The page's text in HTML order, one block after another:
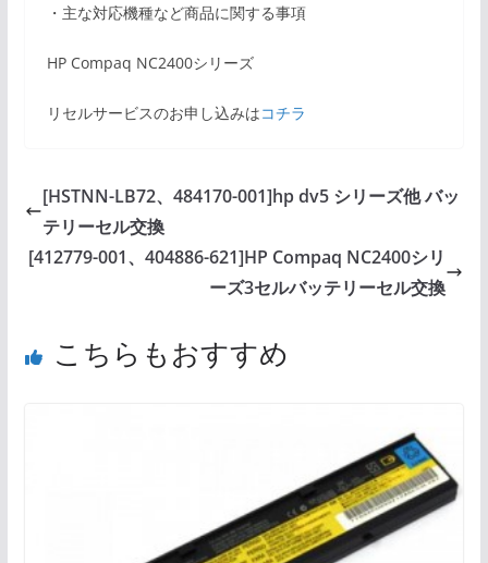
・主な対応機種など商品に関する事項
HP Compaq NC2400シリーズ
リセルサービスのお申し込みはコチラ
[HSTNN-LB72、484170-001]hp dv5 シリーズ他 バッ
テリーセル交換
[412779-001、404886-621]HP Compaq NC2400シリ
ーズ3セルバッテリーセル交換
こちらもおすすめ